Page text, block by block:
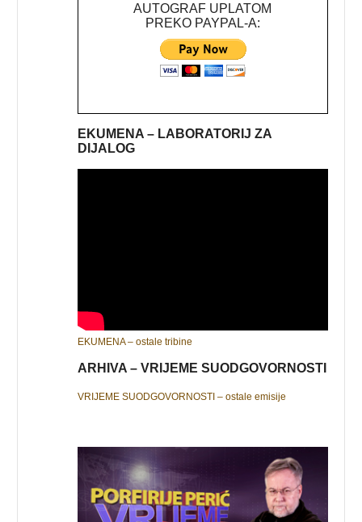
AUTOGRAF UPLATOM
PREKO PAYPAL-A:
EKUMENA – LABORATORIJ ZA
DIJALOG
EKUMENA – ostale tribine
ARHIVA – VRIJEME SUODGOVORNOSTI
VRIJEME SUODGOVORNOSTI – ostale emisije